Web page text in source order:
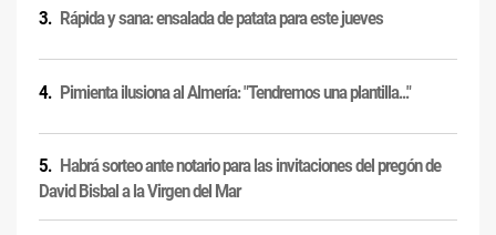
Rápida y sana: ensalada de patata para este jueves
Pimienta ilusiona al Almería: "Tendremos una plantilla..."
Habrá sorteo ante notario para las invitaciones del pregón de
David Bisbal a la Virgen del Mar